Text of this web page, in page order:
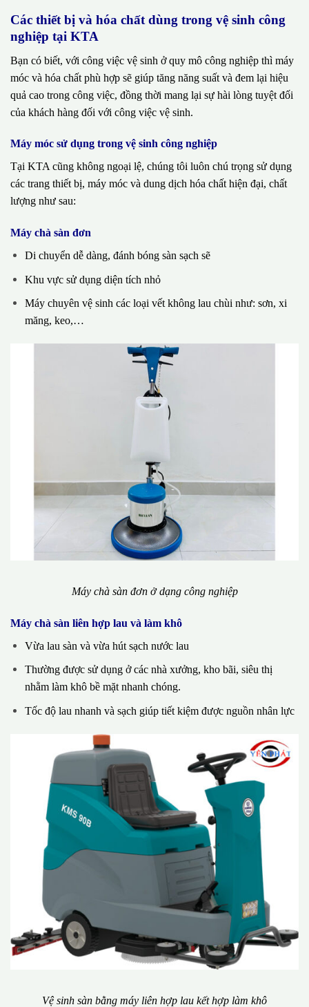
Các thiết bị và hóa chất dùng trong vệ sinh công
nghiệp tại KTA
Bạn có biết, với công việc vệ sinh ở quy mô công nghiệp thì máy
móc và hóa chất phù hợp sẽ giúp tăng năng suất và đem lại hiệu
quả cao trong công việc, đồng thời mang lại sự hài lòng tuyệt đối
của khách hàng đối với công việc vệ sinh.
Máy móc sử dụng trong vệ sinh công nghiệp
Tại KTA cũng không ngoại lệ, chúng tôi luôn chú trọng sử dụng
các trang thiết bị, máy móc và dung dịch hóa chất hiện đại, chất
lượng như sau:
Máy chà sàn đơn
Di chuyển dễ dàng, đánh bóng sàn sạch sẽ
Khu vực sử dụng diện tích nhỏ
Máy chuyên vệ sinh các loại vết không lau chùi như: sơn, xi
măng, keo,…
Máy chà sàn đơn ở dạng công nghiệp
Máy chà sàn liên hợp lau và làm khô
Vừa lau sàn và vừa hút sạch nước lau
Thường được sử dụng ở các nhà xưởng, kho bãi, siêu thị
nhằm làm khô bề mặt nhanh chóng.
Tốc độ lau nhanh và sạch giúp tiết kiệm được nguồn nhân lực
Vệ sinh sàn bằng máy liên hợp lau kết hợp làm khô